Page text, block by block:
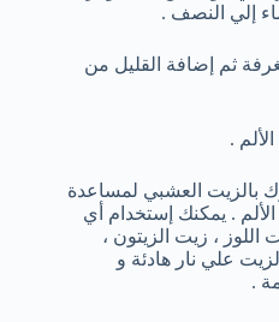
إلي النصف .
ثم إضافة القليل من
.
بالزيت العشبي لمساعدة
. يمكنك إستخدام أي
، زيت الزيتون ،
علي نار هادئة و
.